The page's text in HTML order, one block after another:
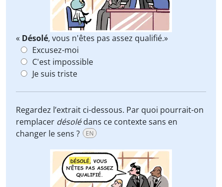
« Désolé, vous n'êtes pas assez qualifié.»
Excusez-moi
C'est impossible
Je suis triste
Regardez l’extrait ci-dessous. Par quoi pourrait-on
remplacer désolédans ce contexte sans en
changer le sens ?
EN